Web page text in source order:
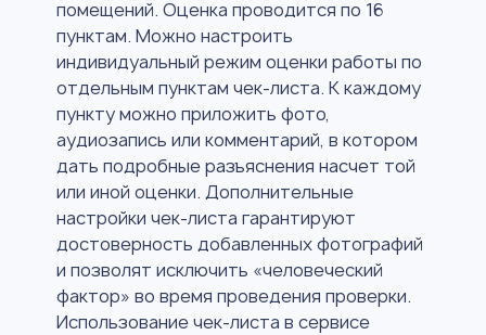
помещений. Оценка проводится по 16
пунктам. Можно настроить
индивидуальный режим оценки работы по
отдельным пунктам чек-листа. К каждому
пункту можно приложить фото,
аудиозапись или комментарий, в котором
дать подробные разъяснения насчет той
или иной оценки. Дополнительные
настройки чек-листа гарантируют
достоверность добавленных фотографий
и позволят исключить «человеческий
фактор» во время проведения проверки.
Использование чек-листа в сервисе